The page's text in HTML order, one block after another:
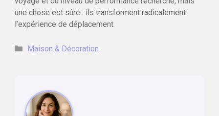
une chose est sûre : ils transforment radicalement
l’expérience de déplacement.
Catégories
Maison & Décoration